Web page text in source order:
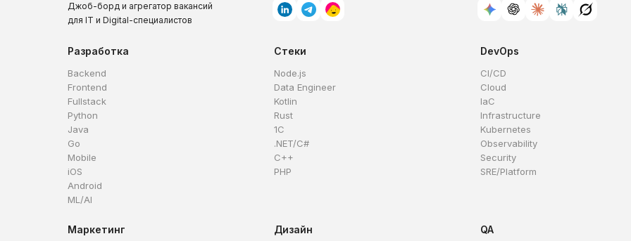
Джоб-борд и агрегатор вакансий
для IT и Digital-специалистов
Разработка
Backend
Frontend
Fullstack
Python
Java
Go
Mobile
iOS
Android
ML/AI
Стеки
Node.js
Data Engineer
Kotlin
Rust
1C
.NET/C#
C++
PHP
DevOps
CI/CD
Cloud
IaC
Infrastructure
Kubernetes
Observability
Security
SRE/Platform
Маркетинг Дизайн QA